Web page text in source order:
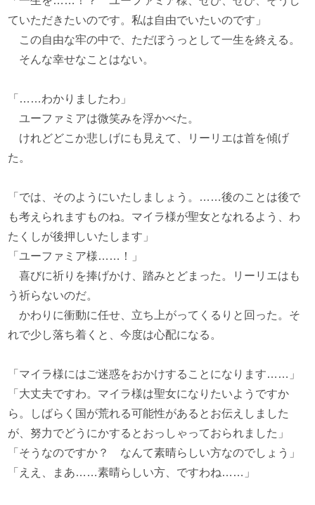
ていただきたいのです。私は自由でいたいのです」
この自由な牢の中で、ただぼうっとして一生を終える。
そんな幸せなことはない。
「……わかりましたわ」
ユーファミアは微笑みを浮かべた。
けれどどこか悲しげにも見えて、リーリエは首を傾げ
た。
「では、そのようにいたしましょう。……後のことは後で
も考えられますものね。マイラ様が聖女となれるよう、わ
たくしが後押しいたします」
「ユーファミア様……！」
喜びに祈りを捧げかけ、踏みとどまった。リーリエはも
う祈らないのだ。
かわりに衝動に任せ、立ち上がってくるりと回った。そ
れで少し落ち着くと、今度は心配になる。
「マイラ様にはご迷惑をおかけすることになります……」
「大丈夫ですわ。マイラ様は聖女になりたいようですか
ら。しばらく国が荒れる可能性があるとお伝えしました
が、努力でどうにかするとおっしゃっておられました」
「そうなのですか？ なんて素晴らしい方なのでしょう」
「ええ、まあ……素晴らしい方、ですわね……」